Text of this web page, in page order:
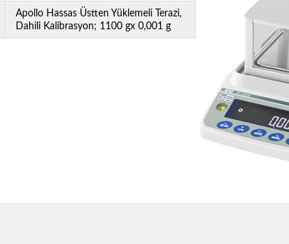
Apollo Hassas Üstten Yüklemeli Terazi,
Dahili Kalibrasyon; 1100 gx 0,001 g